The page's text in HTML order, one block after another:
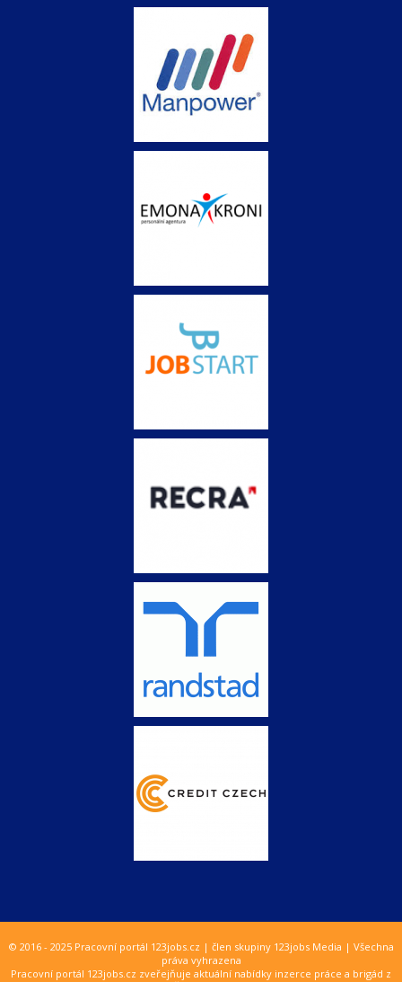
© 2016 - 2025 Pracovní portál 123jobs.cz | člen skupiny 123jobs Media | Všechna
práva vyhrazena
Pracovní portál 123jobs.cz zveřejňuje aktuální nabídky inzerce práce a brigád z